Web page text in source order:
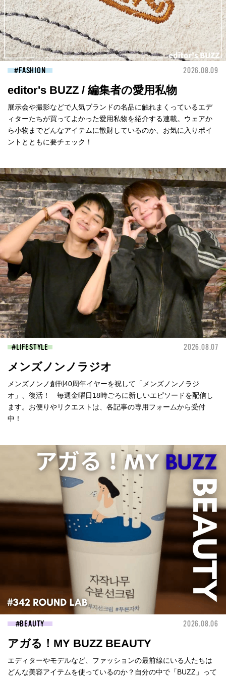
FASHION 2026.08.09
editor's BUZZ / 編集者の愛用私物
展示会や撮影などで人気ブランドの名品に触れまくっているエデ
ィターたちが買ってよかった愛用私物を紹介する連載。ウェアか
ら小物までどんなアイテムに散財しているのか、お気に入りポイ
ントとともに要チェック！
LIFESTYLE 2026.08.07
メンズノンノラジオ
メンズノンノ創刊40周年イヤーを祝して「メンズノンノラジ
オ」、復活！ 毎週金曜日18時ごろに新しいエピソードを配信し
ます。お便りやリクエストは、各記事の専用フォームから受付
中！
BEAUTY 2026.08.06
アガる！MY BUZZ BEAUTY
エディターやモデルなど、ファッションの最前線にいる人たちは
どんな美容アイテムを使っているのか？自分の中で「BUZZ」って